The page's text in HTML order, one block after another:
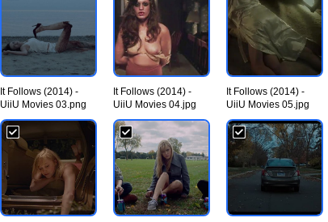
It Follows (2014) -
UiiU Movies 03.png
It Follows (2014) -
UiiU Movies 04.jpg
It Follows (2014) -
UiiU Movies 05.jpg